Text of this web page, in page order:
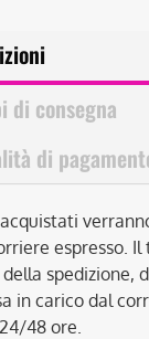
di consegna
di
espresso. Il
spedizione,
in carico dal
48 ore.